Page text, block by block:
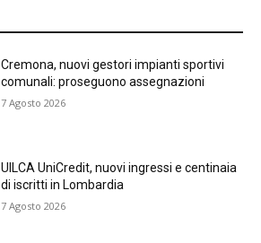
Cremona, nuovi gestori impianti sportivi
comunali: proseguono assegnazioni
7 Agosto 2026
UILCA UniCredit, nuovi ingressi e centinaia
di iscritti in Lombardia
7 Agosto 2026